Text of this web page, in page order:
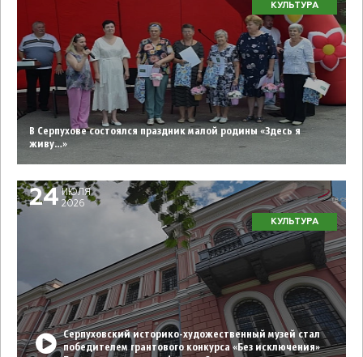
КУЛЬТУРА
В Серпухове состоялся праздник малой родины «Здесь я
живу…»
24 ИЮЛЯ
2026
КУЛЬТУРА
Серпуховский историко-художественный музей стал
победителем грантового конкурса «Без исключения»